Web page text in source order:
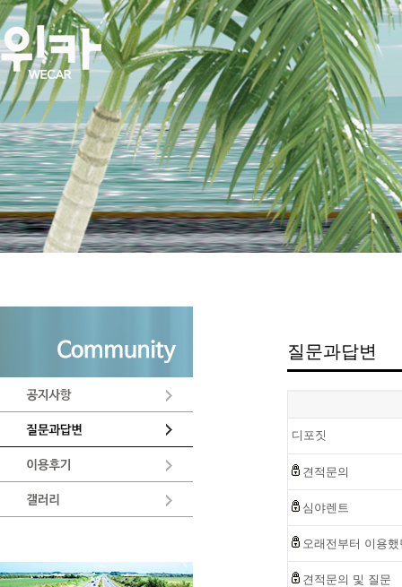
질문과답변
디포짓
견적문의
심야렌트
오래전부터 이용
견적문의 및 질문